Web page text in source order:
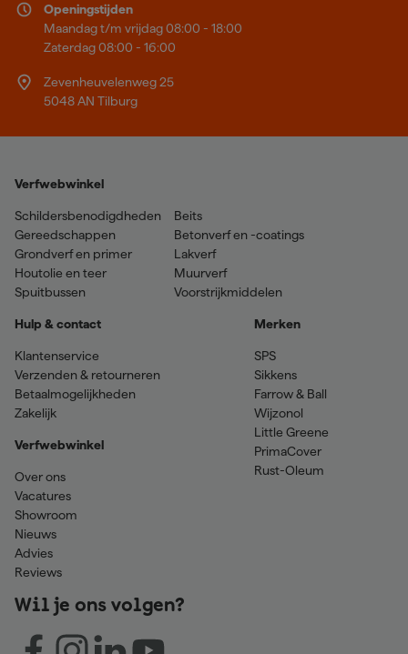
Openingstijden
Maandag t/m vrijdag 08:00 - 18:00
Zaterdag 08:00 - 16:00
Zevenheuvelenweg 25
5048 AN Tilburg
Verfwebwinkel
Schildersbenodigdheden
Gereedschappen
Grondverf en primer
Houtolie en teer
Spuitbussen
Beits
Betonverf en -coatings
Lakverf
Muurverf
Voorstrijkmiddelen
Hulp & contact
Klantenservice
Verzenden & retourneren
Betaalmogelijkheden
Zakelijk
Verfwebwinkel
Over ons
Vacatures
Showroom
Nieuws
Advies
Reviews
Merken
SPS
Sikkens
Farrow & Ball
Wijzonol
Little Greene
PrimaCover
Rust-Oleum
Wil je ons volgen?